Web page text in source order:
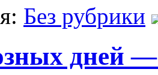
Без рубрики
дней